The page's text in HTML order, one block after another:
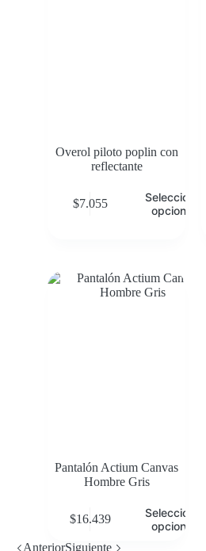
Overol piloto poplin con
reflectante
$7.055
Seleccionar
opciones
Pantalón Actium Canvas
Hombre Gris
$16.439
Seleccionar
opciones
AnteriorSiguiente